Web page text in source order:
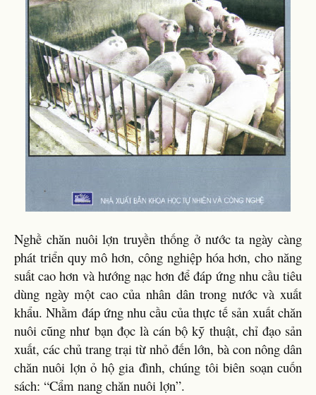
Nghề chăn nuôi lợn truyền thống ở nước ta ngày càng
phát triển quy mô hơn, công nghiệp hóa hơn, cho năng
suất cao hơn và hướng nạc hơn để đáp ứng nhu cầu tiêu
dùng ngày một cao của nhân dân trong nước và xuất
khẩu. Nhằm đáp ứng nhu cầu của thực tế sản xuất chăn
nuôi cũng như bạn đọc là cán bộ kỹ thuật, chỉ đạo sản
xuất, các chủ trang trại từ nhỏ đến lớn, bà con nông dân
chăn nuôi lợn ỏ hộ gia đình, chúng tôi biên soạn cuốn
sách: “Cẩm nang chăn nuôi lợn”.